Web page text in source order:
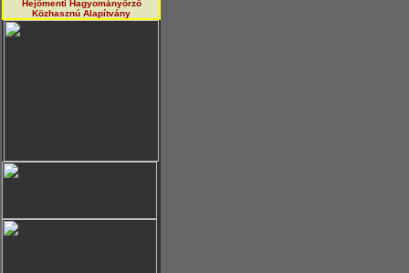
Hejőmenti Hagyományörző
Közhasznú Alapítvány